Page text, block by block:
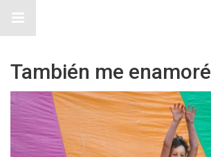
También me enamoré